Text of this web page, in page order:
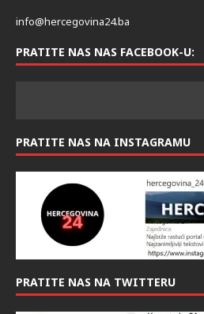
PRATITE NAS NA INSTAGRAMU